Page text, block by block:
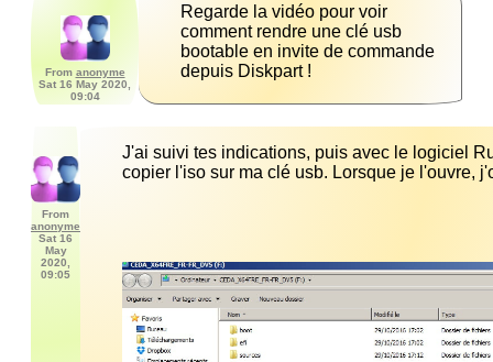
From anonyme
Sat 16 May 2020,
09:04
Regarde la vidéo pour voir
comment rendre une clé usb
bootable en invite de commande
depuis Diskpart !
From
anonyme
Sat 16
May
2020,
09:05
J'ai suivi tes indications, puis avec le logiciel
copier l'iso sur ma clé usb. Lorsque je l'ouvre,